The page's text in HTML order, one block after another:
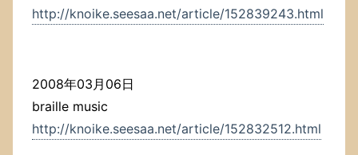
http://knoike.seesaa.net/article/152839243.html
2008年03月06日
braille music
http://knoike.seesaa.net/article/152832512.html